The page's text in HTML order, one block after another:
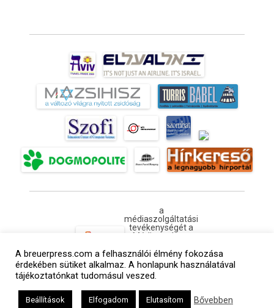
a
médiaszolgáltatási
tevékenységét a
Médiatanács a
Támogatási
Programja
keretében
támogatja
A breuerpress.com a felhasználói élmény fokozása
érdekében sütiket alkalmaz. A honlapunk használatával
tájékoztatónkat tudomásul veszed.
Beállítások Elfogadom Elutasítom Bővebben